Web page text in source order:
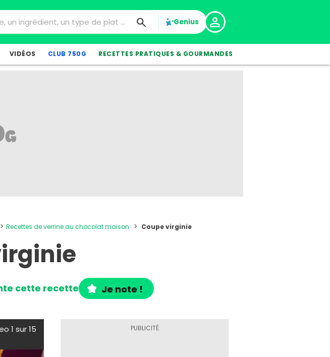
Genius
VIDÉOS CLUB 750G RECETTES PRATIQUES & GOURMANDES
Recettes de verrine au chocolat maison Coupe virginie
cette recette Je note !
1 sur 15